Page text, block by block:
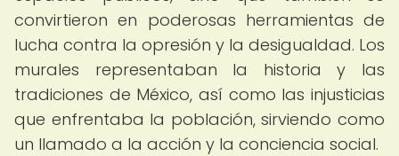
convirtieron en poderosas herramientas de
lucha contra la opresión y la desigualdad. Los
murales representaban la historia y las
tradiciones de México, así como las injusticias
que enfrentaba la población, sirviendo como
un llamado a la acción y la conciencia social.